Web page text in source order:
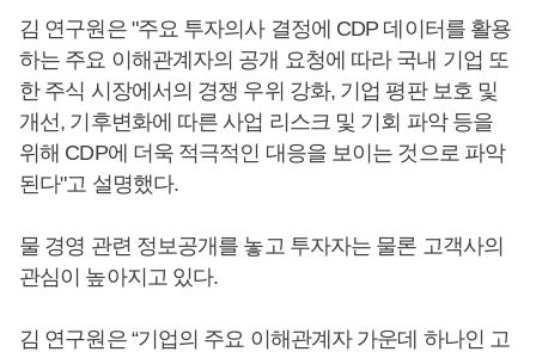
김 연구원은 "주요 투자의사 결정에 CDP 데이터를 활용
하는 주요 이해관계자의 공개 요청에 따라 국내 기업 또
한 주식 시장에서의 경쟁 우위 강화, 기업 평판 보호 및
개선, 기후변화에 따른 사업 리스크 및 기회 파악 등을
위해 CDP에 더욱 적극적인 대응을 보이는 것으로 파악
된다"고 설명했다.
물 경영 관련 정보공개를 놓고 투자자는 물론 고객사의
관심이 높아지고 있다.
김 연구원은 “기업의 주요 이해관계자 가운데 하나인 고